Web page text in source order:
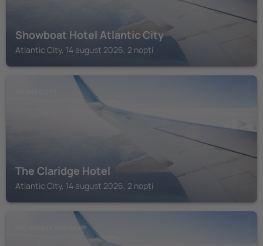
Showboat Hotel Atlantic City
Atlantic City, 14 august 2026, 2 nopți
The Claridge Hotel
Atlantic City, 14 august 2026, 2 nopți
EGG HARBOR TOWNSHIP